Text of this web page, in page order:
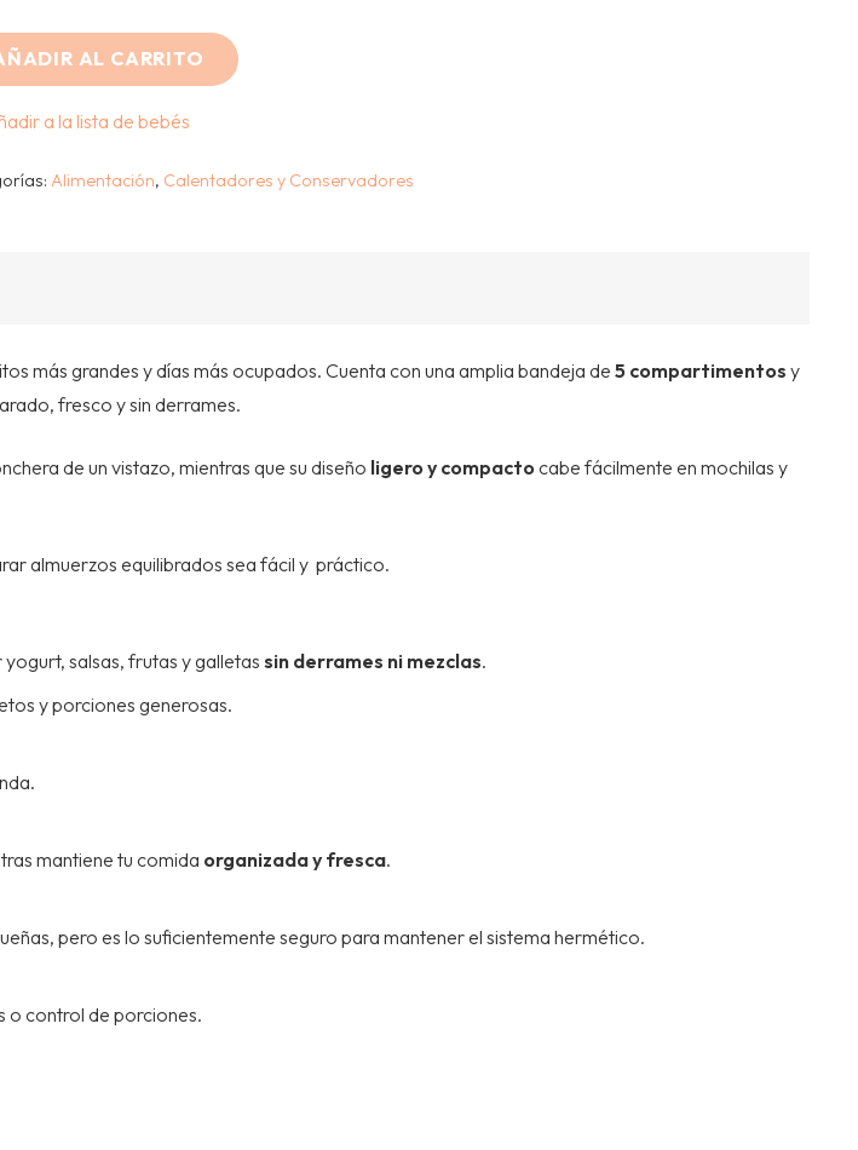
AL CARRITO
a la lista de bebés
Alimentación, Calentadores y Conservadores
más grandes y días más ocupados. Cuenta con una amplia bandeja de 5 compartimentos y
fresco y sin derrames.
de un vistazo, mientras que su diseño ligero y compacto cabe fácilmente en mochilas y
almuerzos equilibrados sea fácil y práctico.
salsas, frutas y galletas sin derrames ni mezclas.
y porciones generosas.
mantiene tu comida organizada y fresca.
pero es lo suficientemente seguro para mantener el sistema hermético.
o control de porciones.